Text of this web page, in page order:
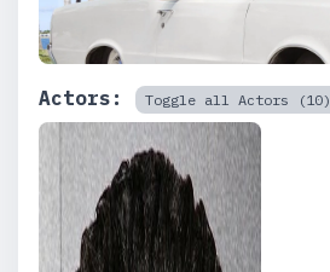
Actors: Toggle all Actors (10)